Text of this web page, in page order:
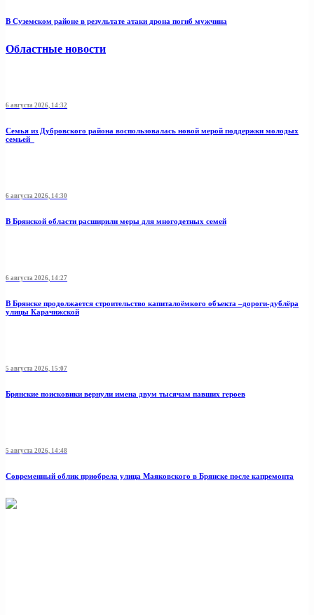
В Суземском районе в результате атаки дрона погиб мужчина
Областные новости
6 августа 2026, 14:32
Семья из Дубровского района воспользовалась новой мерой поддержки молодых
семьей
6 августа 2026, 14:30
В Брянской области расширили меры для многодетных семей
6 августа 2026, 14:27
В Брянске продолжается строительство капиталоёмкого объекта –дороги-дублёра
улицы Карачижской
5 августа 2026, 15:07
Брянские поисковики вернули имена двум тысячам павших героев
5 августа 2026, 14:48
Современный облик приобрела улица Маяковского в Брянске после капремонта